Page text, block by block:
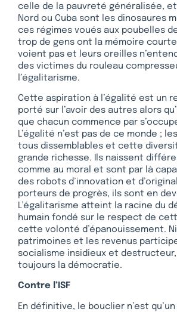
celle de la pauvreté généralisée,
Nord ou Cuba sont les dinosaures
ces régimes voués aux poubelles
trop de gens ont la mémoire
voient pas et leurs oreilles
des victimes du rouleau
l’égalitarisme.
Cette aspiration à l’égalité est un
porté sur l’avoir des autres alors
que chacun commence par
L’égalité n’est pas de ce monde ;
tous dissemblables et cette
grande richesse. Ils naissent
comme au moral et sont par là
des robots d’innovation et
porteurs de progrès, ils sont en
L’égalitarisme atteint la racine du
humain fondé sur le respect de
cette volonté d’épanouissement.
patrimoines et les revenus
socialisme insidieux et
toujours la démocratie.
Contre l’ISF
En définitive, le bouclier n’est